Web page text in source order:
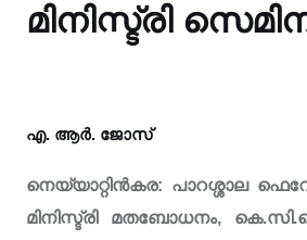
മിനിസ്ട്രി
എ. ആർ. ജോസ്
നെയ്യാറ്റിൻകര: പാറശ്ശാല
മിനിസ്ട്രി മതബോധനം,